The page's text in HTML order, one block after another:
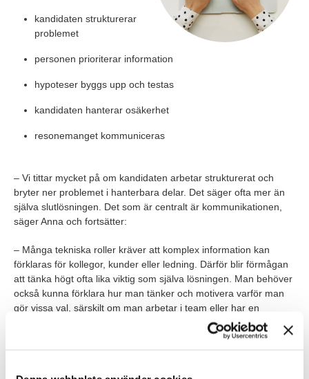
kandidaten strukturerar
problemet
personen prioriterar information
hypoteser byggs upp och testas
kandidaten hanterar osäkerhet
resonemanget kommuniceras
– Vi tittar mycket på om kandidaten arbetar strukturerat och
bryter ner problemet i hanterbara delar. Det säger ofta mer än
själva slutlösningen. Det som är centralt är kommunikationen,
säger Anna och fortsätter:
– Många tekniska roller kräver att komplex information kan
förklaras för kollegor, kunder eller ledning. Därför blir förmågan
att tänka högt ofta lika viktig som själva lösningen. Man behöver
också kunna förklara hur man tänker och motivera varför man
gör vissa val, särskilt om man arbetar i team eller har en
kompetensbaserad intervju